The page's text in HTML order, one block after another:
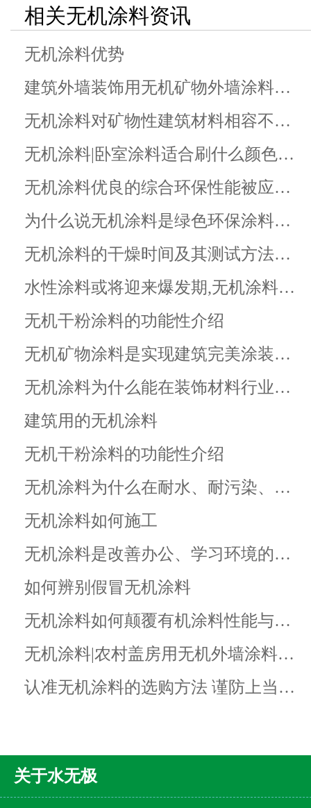
相关无机涂料资讯
无机涂料优势
建筑外墙装饰用无机矿物外墙涂料…
无机涂料对矿物性建筑材料相容不…
无机涂料|卧室涂料适合刷什么颜色…
无机涂料优良的综合环保性能被应…
为什么说无机涂料是绿色环保涂料…
无机涂料的干燥时间及其测试方法…
水性涂料或将迎来爆发期,无机涂料…
无机干粉涂料的功能性介绍
无机矿物涂料是实现建筑完美涂装…
无机涂料为什么能在装饰材料行业…
建筑用的无机涂料
无机干粉涂料的功能性介绍
无机涂料为什么在耐水、耐污染、…
无机涂料如何施工
无机涂料是改善办公、学习环境的…
如何辨别假冒无机涂料
无机涂料如何颠覆有机涂料性能与…
无机涂料|农村盖房用无机外墙涂料…
认准无机涂料的选购方法 谨防上当…
关于水无极